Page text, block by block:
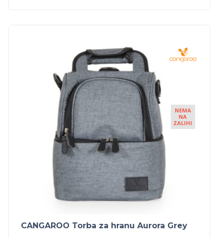
NEMA
NA
ZALIHI
CANGAROO Torba za hranu Aurora Grey